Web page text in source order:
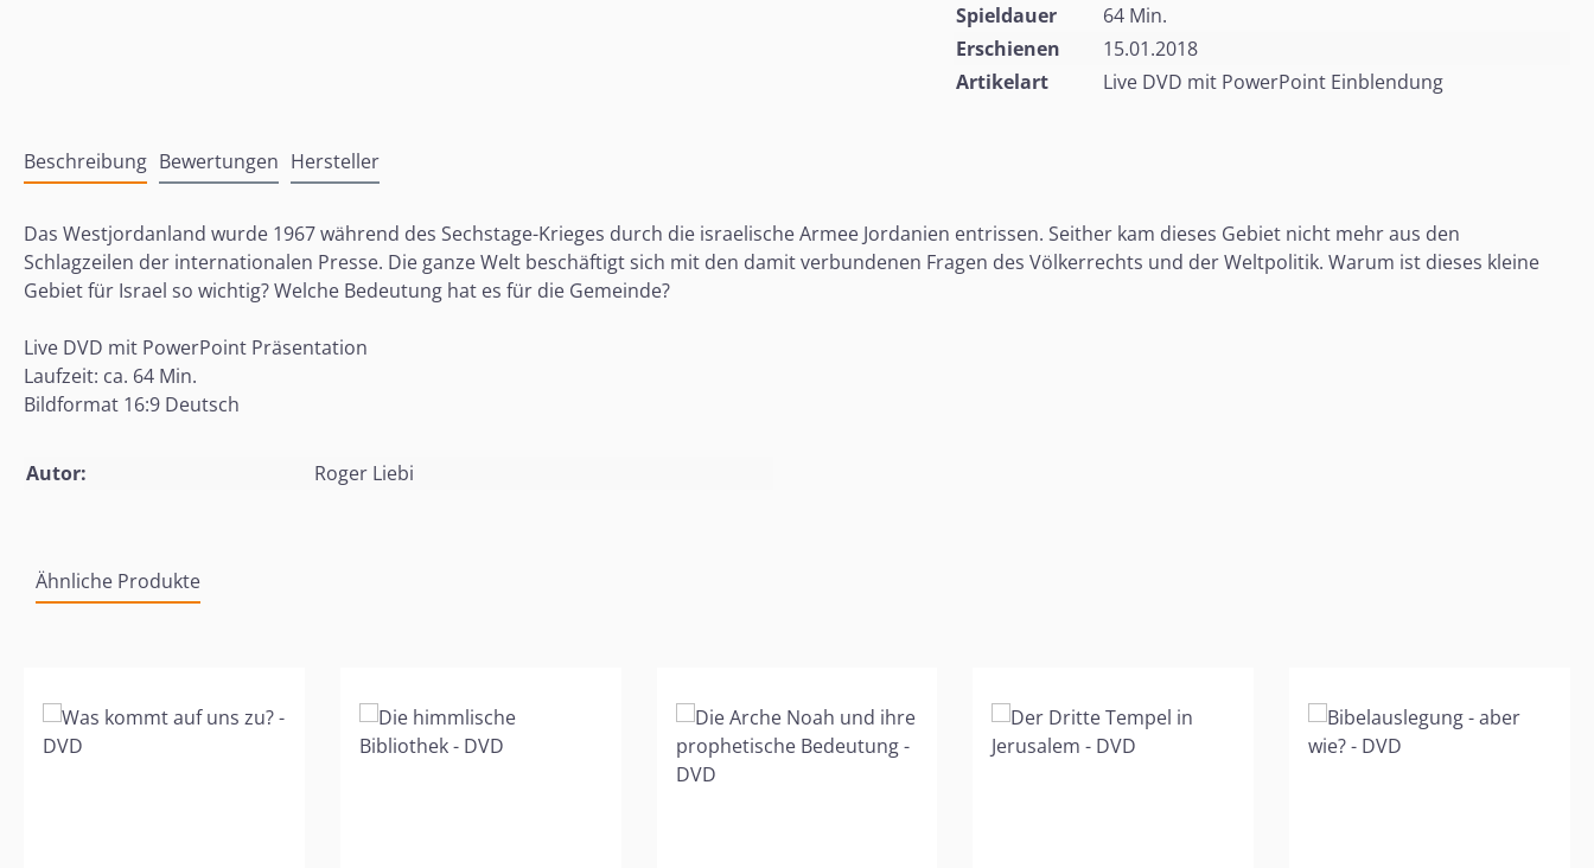
Spieldauer
64 Min.
Erschienen
15.01.2018
Artikelart
Live DVD mit PowerPoint Einblendung
Beschreibung Bewertungen Hersteller
Das Westjordanland wurde 1967 während des Sechstage-Krieges durch die israelische Armee Jordanien entrissen. Seither kam dieses Gebiet nicht mehr aus den
Schlagzeilen der internationalen Presse. Die ganze Welt beschäftigt sich mit den damit verbundenen Fragen des Völkerrechts und der Weltpolitik. Warum ist dieses kleine
Gebiet für Israel so wichtig? Welche Bedeutung hat es für die Gemeinde?
Live DVD mit PowerPoint Präsentation
Laufzeit: ca. 64 Min.
Bildformat 16:9 Deutsch
Autor: Roger Liebi
Ähnliche Produkte